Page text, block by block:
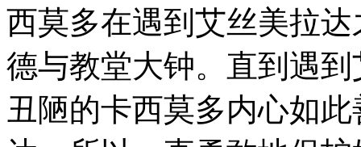
西莫多在遇到艾丝美拉
德与教堂大钟。直到遇
丑陋的卡西莫多内心如